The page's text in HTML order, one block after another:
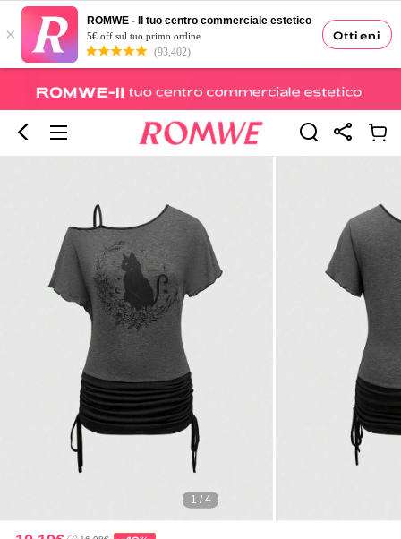
Ottieni
×
ROMWE - Il tuo centro commerciale estetico
5€ off sul tuo primo ordine
(93,402)
1 / 4